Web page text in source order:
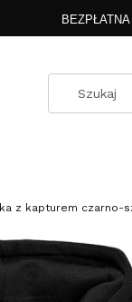
z kapturem czarno-